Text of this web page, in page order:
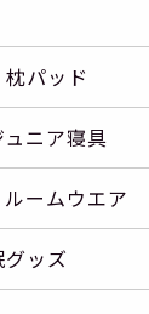
パッド
ニア寝具
ームウエア
ッズ